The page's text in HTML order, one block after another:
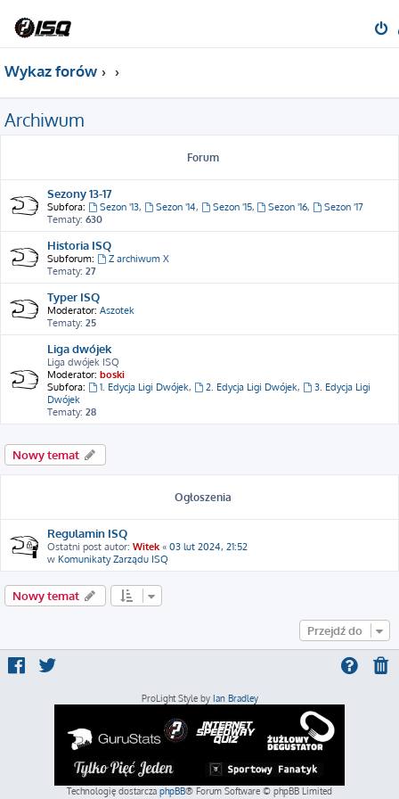
Wykaz forów
Archiwum
Forum
Sezony 13-17
Subfora: Sezon '13, Sezon '14, Sezon '15, Sezon '16,
Sezon '17
Tematy: 630
Historia ISQ
Subforum:
Z archiwum X
Tematy: 27
Typer ISQ
Moderator: Aszotek
Tematy: 25
Liga dwójek
Liga dwójek ISQ
Moderator: boski
Subfora:
1. Edycja Ligi Dwójek, 2. Edycja Ligi Dwójek,
3. Edycja Ligi
Dwójek
Tematy: 28
Nowy temat
Ogłoszenia
Regulamin ISQ
Ostatni post autor: Witek « 03 lut 2024, 21:52
w Komunikaty Zarządu ISQ
Nowy temat
Przejdź do
ProLight Style by Ian Bradley
Technologię dostarcza phpBB® Forum Software © phpBB Limited